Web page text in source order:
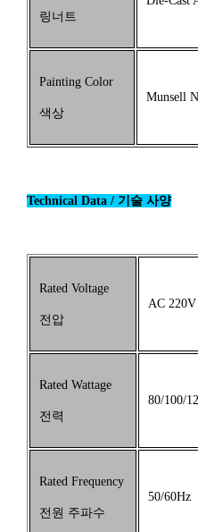
링너트
Painting Color
색상
Munsell
Technical Data / 기술 사양
Rated Voltage
전압
AC 220V
Rated Wattage
전력
80/100/
Rated Frequency
전원 주파수
50/60Hz